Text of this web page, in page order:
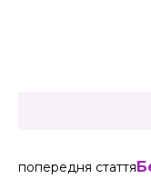
попередня стаття